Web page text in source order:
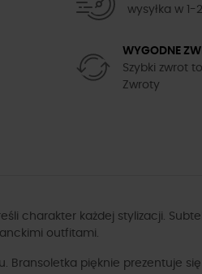
wysyłka w
WYGODNE
Szybki zwrot
Zwroty
charakter każdej stylizacji.
outfitami.
Bransoletka pięknie prezentuje